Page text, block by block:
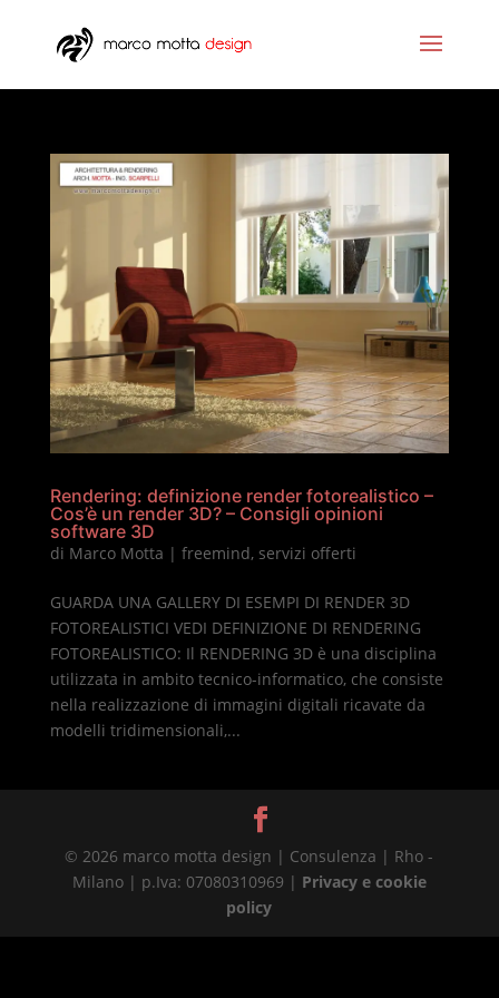
Rendering: definizione render fotorealistico –
Cos’è un render 3D? – Consigli opinioni
software 3D
di Marco Motta | freemind, servizi offerti
GUARDA UNA GALLERY DI ESEMPI DI RENDER 3D
FOTOREALISTICI VEDI DEFINIZIONE DI RENDERING
FOTOREALISTICO: Il RENDERING 3D è una disciplina
utilizzata in ambito tecnico-informatico, che consiste
nella realizzazione di immagini digitali ricavate da
modelli tridimensionali,...
© 2026 marco motta design | Consulenza | Rho -
Milano | p.Iva: 07080310969 | Privacy e cookie
policy